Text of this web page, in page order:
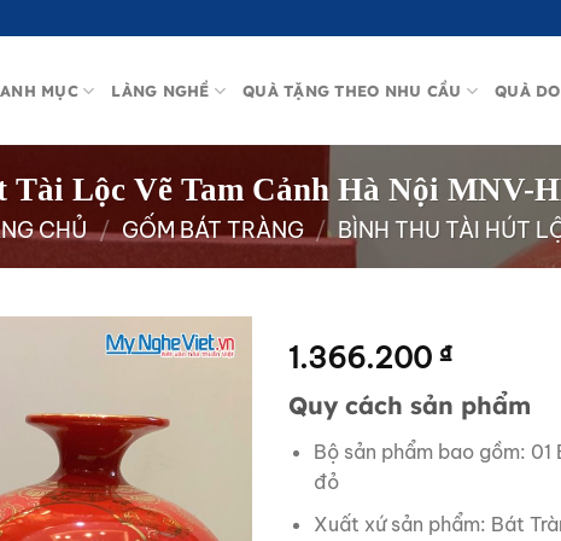
MỤC LÀNG NGHỀ QUÀ TẶNG THEO NHU CẦU QUÀ
Tài Lộc Vẽ Tam Cảnh Hà Nội MNV-
CHỦ / GỐM BÁT TRÀNG / BÌNH THU TÀI HÚT
1.366.200 ₫
Quy cách sản phẩm
Bộ sản phẩm bao gồm:
đỏ
Xuất xứ sản phẩm: Bát